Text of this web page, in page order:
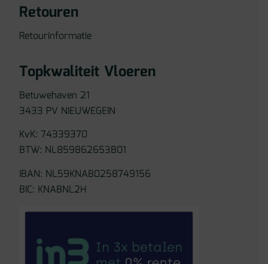
Retouren
Retourinformatie
Topkwaliteit Vloeren
Betuwehaven 21
3433 PV NIEUWEGEIN
KvK: 74339370
BTW: NL859862653B01
IBAN: NL59KNAB0258749156
BIC: KNABNL2H